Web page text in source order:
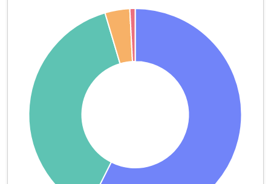
Scheygrondplantsoen 13
EH Juridisch Advies & Training
Buitenstuk 37
Fidelitas B.V.
Josine de Bruyn Kopsweg 35
Gold Bar Holding B.V.
Griendakker 20
In Eigen Kracht Staan
Engelsmanplaat 15